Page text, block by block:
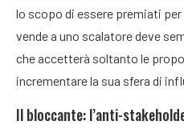
lo scopo di essere premiati
vende a uno scalatore deve
che accetterà soltanto le
incrementare la sua sfera di
Il bloccante: l’anti-